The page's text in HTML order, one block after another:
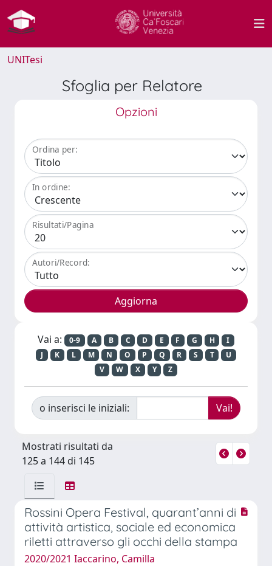
UNITesi
Sfoglia per Relatore
Opzioni
Ordina per:
In ordine:
Risultati/Pagina
Autori/Record:
Vai a: 0-9 A B C D E F G H
I
J
K L M N O P Q R S T
U
V
W X Y Z
o inserisci le iniziali:
Mostrati risultati da
125 a 144 di 145
Rossini Opera Festival, quarant’anni di
attività artistica, sociale ed economica
riletti attraverso gli occhi della stampa
2020/2021 Iaccarino, Camilla